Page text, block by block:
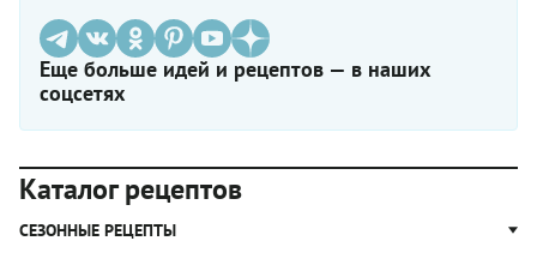
Еще больше идей и рецептов — в наших
соцсетях
Каталог рецептов
СЕЗОННЫЕ РЕЦЕПТЫ